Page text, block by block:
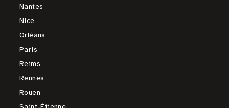
Nantes
Nice
Orléans
Paris
Reims
Rennes
Rouen